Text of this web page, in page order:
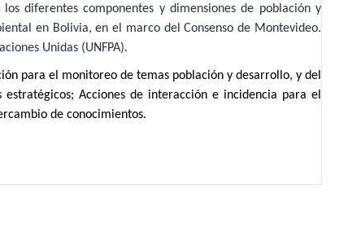
diferentes componentes y dimensiones de población y
en Bolivia, en el marco del Consenso de Montevideo.
Unidas (UNFPA).
para el monitoreo de temas población y desarrollo, y del
Acciones de interacción e incidencia para el
de conocimientos.